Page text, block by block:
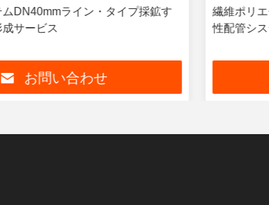
DN40mmライン・タイプ採鉱す
サービス
お問い合わせ
繊維ポリ
性配管シ